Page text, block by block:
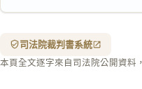
司法院裁判書系統
本頁全文逐字來自司法院公開資料